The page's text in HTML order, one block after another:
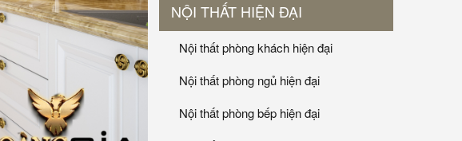
NỘI THẤT HIỆN ĐẠI
Nội thất phòng khách hiện đại
Nội thất phòng ngủ hiện đại
Nội thất phòng bếp hiện đại